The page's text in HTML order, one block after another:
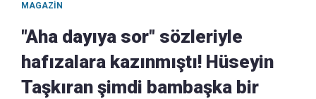
MAGAZIN
"Aha dayıya sor" sözleriyle
hafızalara kazınmıştı! Hüseyin
Taşkıran şimdi bambaşka bir